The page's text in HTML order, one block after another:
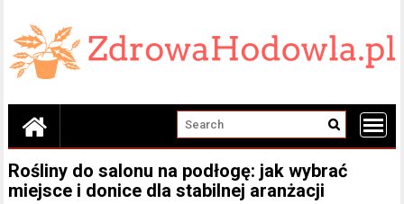
content
Rośliny do salonu na podłogę: jak wybrać
miejsce i donice dla stabilnej aranżacji